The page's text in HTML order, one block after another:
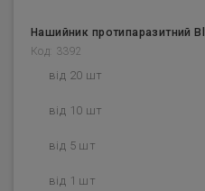
Нашийник протипаразитний
Код: 3392
від 20 шт
від 10 шт
від 5 шт
від 1 шт